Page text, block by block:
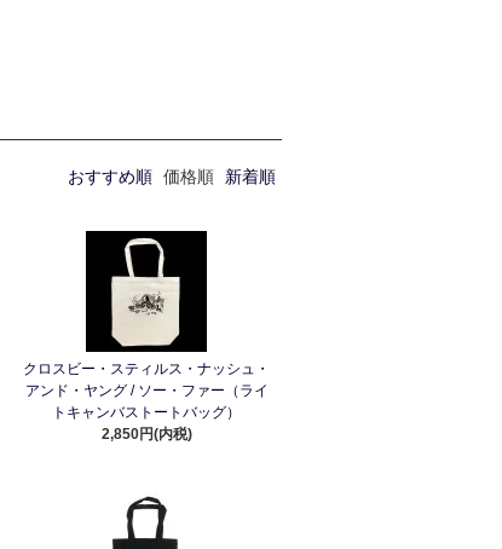
おすすめ順 価格順 新着順
クロスビー・スティルス・ナッシュ・
アンド・ヤング / ソー・ファー（ライ
トキャンバストートバッグ）
2,850円(内税)